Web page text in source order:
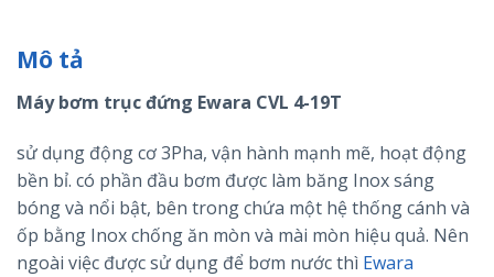
Mô tả
Máy bơm trục đứng Ewara CVL 4-19T
sử dụng động cơ 3Pha, vận hành mạnh mẽ, hoạt động
bền bỉ. có phần đầu bơm được làm băng Inox sáng
bóng và nổi bật, bên trong chứa một hệ thống cánh và
ốp bằng Inox chống ăn mòn và mài mòn hiệu quả. Nên
ngoài việc được sử dụng để bơm nước thì Ewara